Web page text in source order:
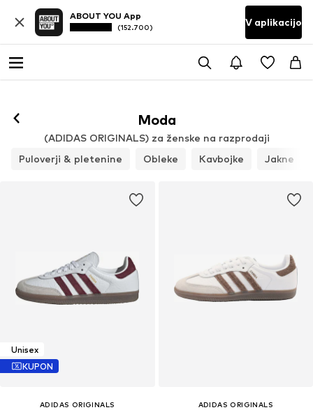
ABOUT YOU App
(152.700) V aplikacijo
Moda
(ADIDAS ORIGINALS) za ženske na razprodaji
Puloverji & pletenine
Obleke Kavbojke Jakne
Unisex
KUPON
ADIDAS ORIGINALS
ADIDAS ORIGINALS